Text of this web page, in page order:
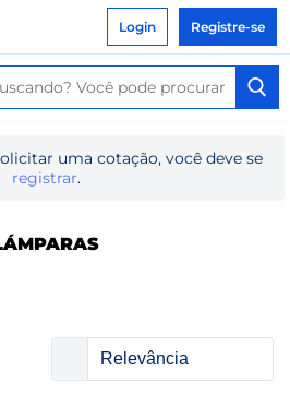
Login Registre-se
uma cotação, você deve se
registrar.